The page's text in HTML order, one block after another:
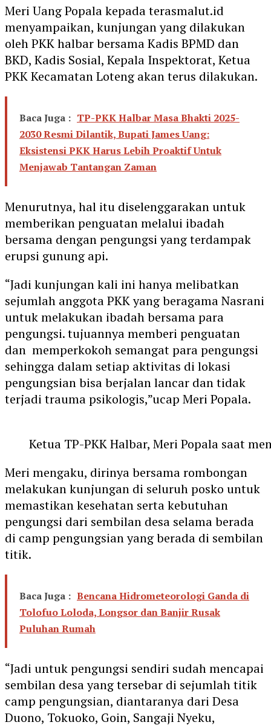
Meri Uang Popala kepada terasmalut.id
menyampaikan, kunjungan yang dilakukan
oleh PKK halbar bersama Kadis BPMD dan
BKD, Kadis Sosial, Kepala Inspektorat, Ketua
PKK Kecamatan Loteng akan terus dilakukan.
Baca Juga : TP-PKK Halbar Masa Bhakti 2025-
2030 Resmi Dilantik, Bupati James Uang:
Eksistensi PKK Harus Lebih Proaktif Untuk
Menjawab Tantangan Zaman
Menurutnya, hal itu diselenggarakan untuk
memberikan penguatan melalui ibadah
bersama dengan pengungsi yang terdampak
erupsi gunung api.
“Jadi kunjungan kali ini hanya melibatkan
sejumlah anggota PKK yang beragama Nasrani
untuk melakukan ibadah bersama para
pengungsi. tujuannya memberi penguatan
dan memperkokoh semangat para pengungsi
sehingga dalam setiap aktivitas di lokasi
pengungsian bisa berjalan lancar dan tidak
terjadi trauma psikologis,”ucap Meri Popala.
Ketua TP-PKK Halbar, Meri Popala saat
Meri mengaku, dirinya bersama rombongan
melakukan kunjungan di seluruh posko untuk
memastikan kesehatan serta kebutuhan
pengungsi dari sembilan desa selama berada
di camp pengungsian yang berada di sembilan
titik.
Baca Juga : Bencana Hidrometeorologi Ganda di
Tolofuo Loloda, Longsor dan Banjir Rusak
Puluhan Rumah
“Jadi untuk pengungsi sendiri sudah mencapai
sembilan desa yang tersebar di sejumlah titik
camp pengungsian, diantaranya dari Desa
Duono, Tokuoko, Goin, Sangaji Nyeku,